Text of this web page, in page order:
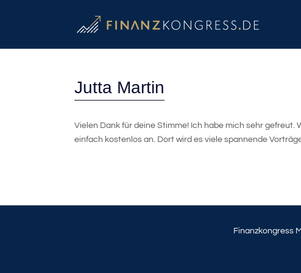
Jutta Martin
Vielen Dank für deine Stimme! Ich habe mich sehr
einfach kostenlos an. Dort wird es viele spannende
Finanzkongress